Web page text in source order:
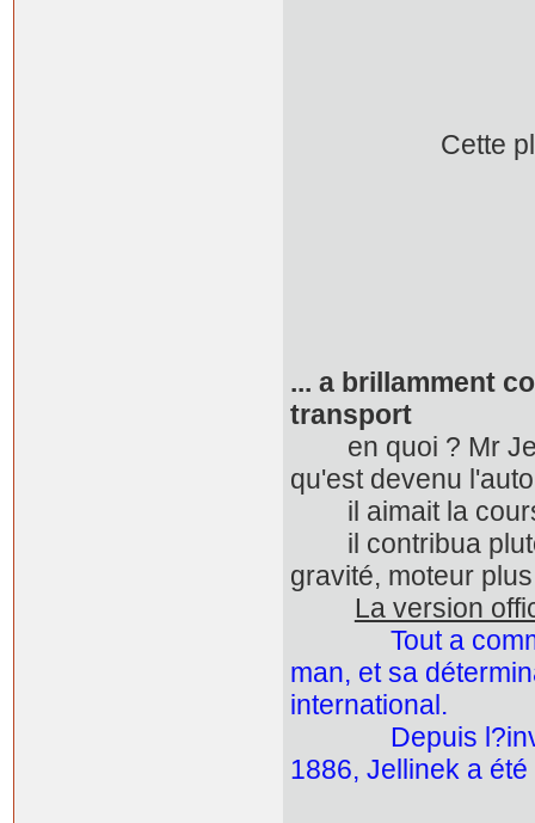
Cette plaque,
... a brillamment
transport
en quoi ? Mr
qu'est devenu
il aimait la
il contribua
gravité, moteur
La version
Tout a
man, et sa
international.
Depuis
1886, Jellinek a